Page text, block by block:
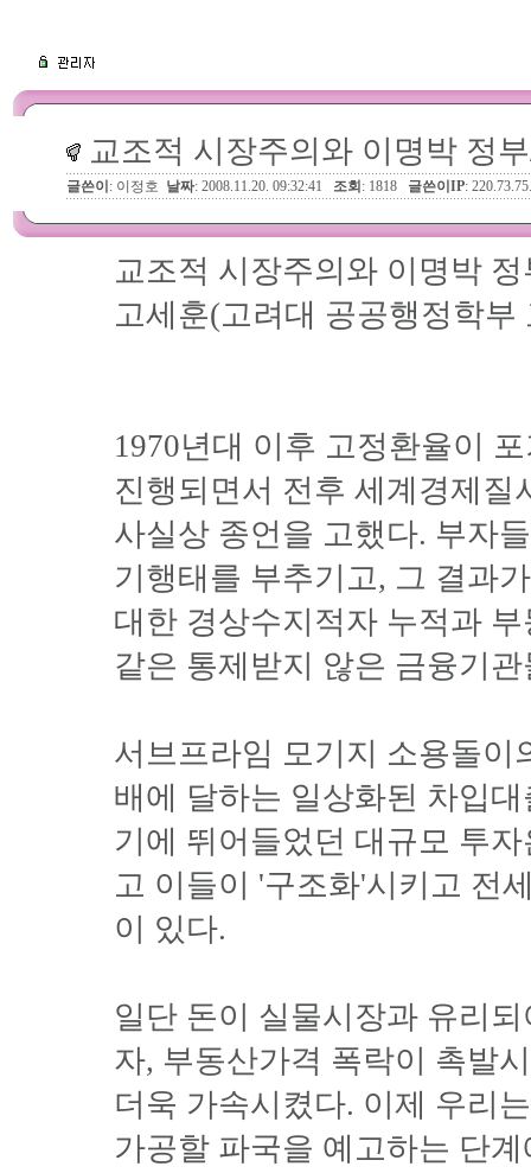
교조적 시장주의와 이명박 정
글쓴이 : 이정호 날짜: 2008.11.20. 09:32:41 조회 : 1818 글쓴이IP:
교조적 시장주의와 이명박 정
고세훈(고려대 공공행정학부
1970년대 이후 고정환율이
진행되면서 전후 세계경제
사실상 종언을 고했다. 부자
기행태를 부추기고, 그 결과
대한 경상수지적자 누적과
같은 통제받지 않은 금융기
서브프라임 모기지 소용돌이
배에 달하는 일상화된 차입
기에 뛰어들었던 대규모 투
고 이들이 '구조화'시키고 전
이 있다.
일단 돈이 실물시장과 유리
자, 부동산가격 폭락이 촉발
더욱 가속시켰다. 이제 우리
가공할 파국을 예고하는 단